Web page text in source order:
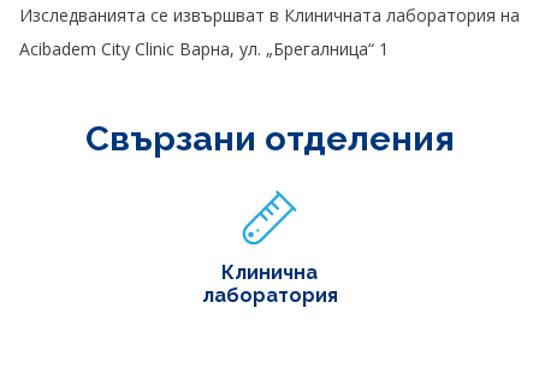
Изследванията се извършват в Клиничната лаборатория на
Acibadem City Clinic Варна, ул. „Брегалница“ 1
Свързани отделения
Клинична
лаборатория